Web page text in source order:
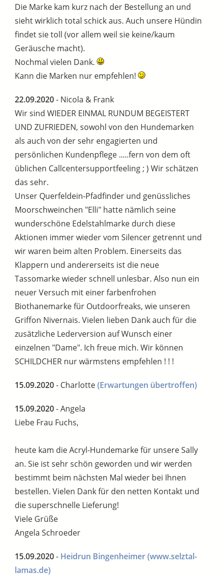
Die Marke kam kurz nach der Bestellung an und
sieht wirklich total schick aus. Auch unsere Hündin
findet sie toll (vor allem weil sie keine/kaum
Geräusche macht).
Nochmal vielen Dank.
Kann die Marken nur empfehlen!
22.09.2020- Nicola & Frank
Wir sind WIEDER EINMAL RUNDUM BEGEISTERT
UND ZUFRIEDEN, sowohl von den Hundemarken
als auch von der sehr engagierten und
persönlichen Kundenpflege .....fern von dem oft
üblichen Callcentersupportfeeling ; ) Wir schätzen
das sehr.
Unser Querfeldein-Pfadfinder und genüssliches
Moorschweinchen "Elli" hatte nämlich seine
wunderschöne Edelstahlmarke durch diese
Aktionen immer wieder vom Silencer getrennt und
wir waren beim alten Problem. Einerseits das
Klappern und andererseits ist die neue
Tassomarke wieder schnell unlesbar. Also nun ein
neuer Versuch mit einer farbenfrohen
Biothanemarke für Outdoorfreaks, wie unseren
Griffon Nivernais. Vielen lieben Dank auch für die
zusätzliche Lederversion auf Wunsch einer
einzelnen "Dame". Ich freue mich. Wir können
SCHILDCHER nur wärmstens empfehlen ! ! !
15.09.2020- Charlotte(Erwartungen übertroffen)
15.09.2020- Angela
Liebe Frau Fuchs,
heute kam die Acryl-Hundemarke für unsere Sally
an. Sie ist sehr schön geworden und wir werden
bestimmt beim nächsten Mal wieder bei Ihnen
bestellen. Vielen Dank für den netten Kontakt und
die superschnelle Lieferung!
Viele Grüße
Angela Schroeder
15.09.2020- Heidrun Bingenheimer(www.selztal-
lamas.de)